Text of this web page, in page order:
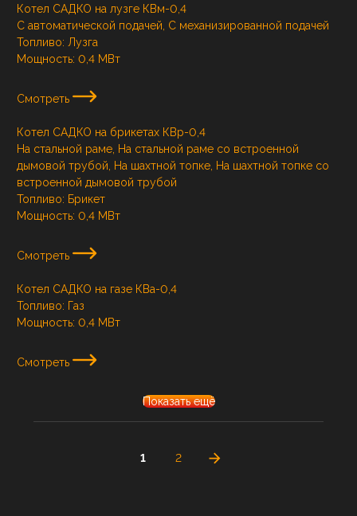
Котел САДКО на лузге КВм-0,4
С автоматической подачей, С механизированной подачей
Топливо: Лузга
Мощность: 0,4 МВт
Смотреть
Котел САДКО на брикетах КВр-0,4
На стальной раме, На стальной раме со встроенной
дымовой трубой, На шахтной топке, На шахтной топке со
встроенной дымовой трубой
Топливо: Брикет
Мощность: 0,4 МВт
Смотреть
Котел САДКО на газе КВа-0,4
Топливо: Газ
Мощность: 0,4 МВт
Смотреть
Показать ещё
1 2